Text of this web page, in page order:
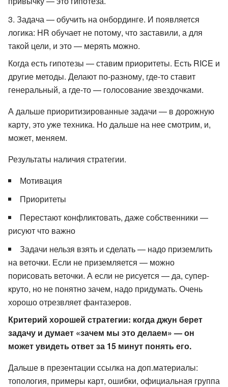
Задача — обучить на онбординге. И появляется
логика: HR обучает не потому, что заставили, а для
такой цели, и это — мерять можно.
Когда есть гипотезы — ставим приоритеты. Есть RICE и
другие методы. Делают по-разному, где-то ставит
генеральный, а где-то — голосование звездочками.
А дальше приоритизированные задачи — в дорожную
карту, это уже техника. Но дальше на нее смотрим, и,
может, меняем.
Результаты наличия стратегии.
Мотивация
Приоритеты
Перестают конфликтовать, даже собственники —
рисуют что важно
Задачи нельзя взять и сделать — надо приземлить
на веточки. Если не приземляется — можно
порисовать веточки. А если не рисуется — да, супер-
круто, но не понятно зачем, надо придумать. Очень
хорошо отрезвляет фантазеров.
Критерий хорошей стратегии: когда джун берет
задачу и думает «зачем мы это делаем» — он
может увидеть ответ за 15 минут понять его.
Дальше в презентации ссылка на доп.материалы:
топология, примеры карт, ошибки, официальная группа